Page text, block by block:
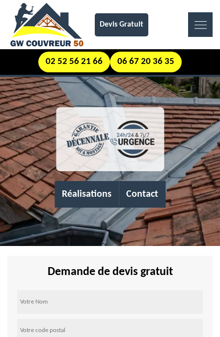
Devis Gratuit
02 52 56 21 66 06 67 20 36 35
Réalisations Contact
Demande de devis gratuit